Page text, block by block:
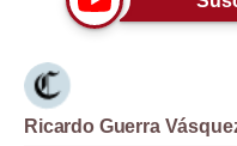
EEUU
México
Ricardo Guerra